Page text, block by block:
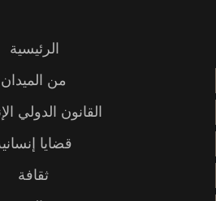
الرئيسية
من الميدان
القانون الدولي
قضايا
ثقافة